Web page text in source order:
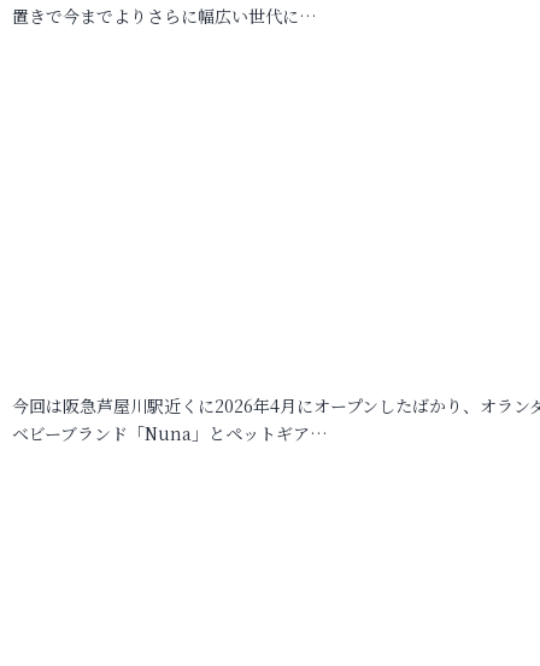
置きで今までよりさらに幅広い世代に…
今回は阪急芦屋川駅近くに2026年4月にオープンしたばかり、オラン
ベビーブランド「Nuna」とペットギア…